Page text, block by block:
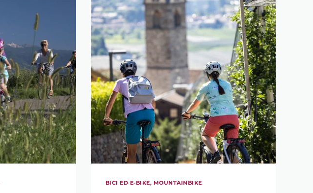
BICI ED E-BIKE, MOUNTAINBIKE